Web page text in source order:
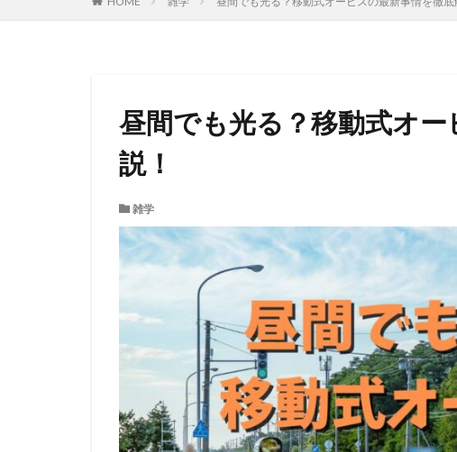
昼間でも光る？移動式オ
説！
雑学